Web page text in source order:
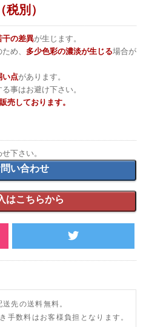
税別）
干の差異が生じます。
め、 多少色彩の濃淡が生じる場合が
い点があります。
事はお避け下さい。
売しております。
下さい。
い合わせ
はこちらから
先の送料無料。
手数料はお客様負担となります。